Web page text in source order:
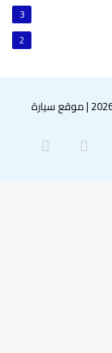
3
2
|موقع سيارة
انستقرام سناب